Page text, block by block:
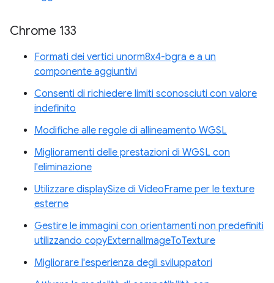
Chrome 133
Formati dei vertici unorm8x4-bgra e a un
componente aggiuntivi
Consenti di richiedere limiti sconosciuti con valore
indefinito
Modifiche alle regole di allineamento WGSL
Miglioramenti delle prestazioni di WGSL con
l'eliminazione
Utilizzare displaySize di VideoFrame per le texture
esterne
Gestire le immagini con orientamenti non predefiniti
utilizzando copyExternalImageToTexture
Migliorare l'esperienza degli sviluppatori